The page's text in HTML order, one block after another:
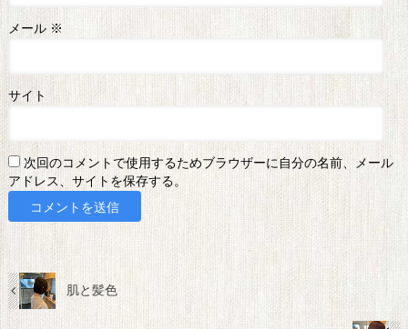
メール ※
サイト
次回のコメントで使用するためブラウザーに自分の名前、メール
アドレス、サイトを保存する。
肌と髪色